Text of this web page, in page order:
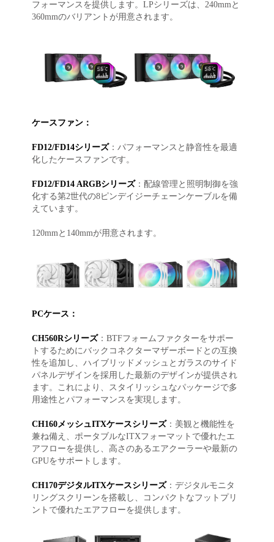
フォーマンスを提供します。LPシリーズは、240mmと
360mmのバリアントが用意されます。
ケースファン：
FD12/FD14シリーズ：パフォーマンスと静音性を最適
化したケースファンです。
FD12/FD14 ARGBシリーズ：配線管理と照明制御を強
化する第2世代の8ピンデイジーチェーンケーブルを備
えています。
120mmと140mmが用意されます。
PCケース：
CH560Rシリーズ ：BTFフォームファクターをサポー
トするためにバックコネクターマザーボードとの互換
性を追加し、ハイブリッドメッシュとガラスのサイド
パネルデザインを採用した最新のデザインが提供され
ます。これにより、スタイリッシュなパッケージで多
用途性とパフォーマンスを実現します。
CH160メッシュITXケースシリーズ ：美観と機能性を
兼ね備え、ポータブルなITXフォーマットで優れたエ
アフローを提供し、高さのあるエアクーラーや最新の
GPUをサポートします。
CH170デジタルITXケースシリーズ ：デジタルモニタ
リングスクリーンを搭載し、コンパクトなフットプリ
ントで優れたエアフローを提供します。